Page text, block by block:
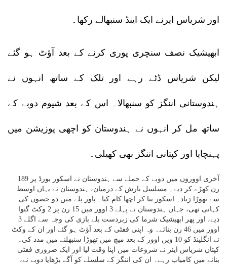
اور شریاس ایرنے ایک اینڈ سنبھالے رکھا۔
ابھیشیک نصف سنچری پوری کرنے کے بعد آؤٹ ہو گئے
لیکن شریاس ڈٹے رہے اور تلک کے ساتھ انہوں نے
ہندوستانی اننگز کو سنبھالا۔ اس کے بعد شیوم دوبے کے
ساتھ مل کر انہوں نے ہندوستان کو اچھی پوزیشن میں
پہنچایا اور کپتانی اننگز بھی کھیلی۔
آخری اووروں میں دوبے کے حملے سے ہندوستان نے اسکور بورڈ پر 189
رن کھڑے کر دیے۔ مسلسل بارش کے درمیان، ہندوستان نے یہاں اوسط
سے تھوڑا زیادہ اسکور بنا کر اچھا کام کیا۔ پاور پلے میں دو حصوں کی
کہانی تھی، جہاں ہندوستان نے پہلے 3 اوور میں 15 رن پر 2 وکٹ گنوا
دیے، اور پھر ابھیشیک شرما کی زبردست بلے بازی کی وجہ سے اگلے 3
اوور میں 46 رن بنائے۔ وہ اپنی ففٹی کے بعد آؤٹ ہو گئے اور ان کے وکٹ
نے انگلینڈ کو 10 ویں اوور کے بعد میچ میں تھوڑا سنبھلنے میں مدد کی۔
کپتان شریاس ایئر نے شروعات میں اپنا وقت لیا اور ایک ضروری ففٹی
بنانے میں کامیاب رہے۔ ان کی اننگز کے سلسلے کو آگے بڑھایا دوبے نے،